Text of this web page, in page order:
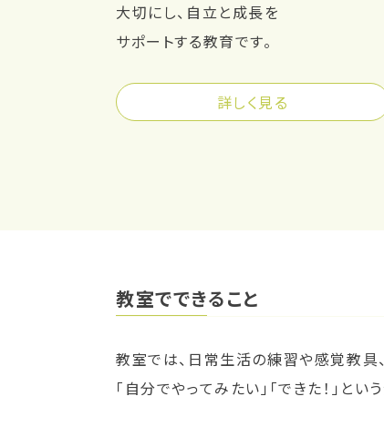
大切にし、自立と成長を
サポートする教育です。
詳しく見る
教室でできること
教室では、日常生活の練習や感覚教具
「自分でやってみたい」「できた！」と